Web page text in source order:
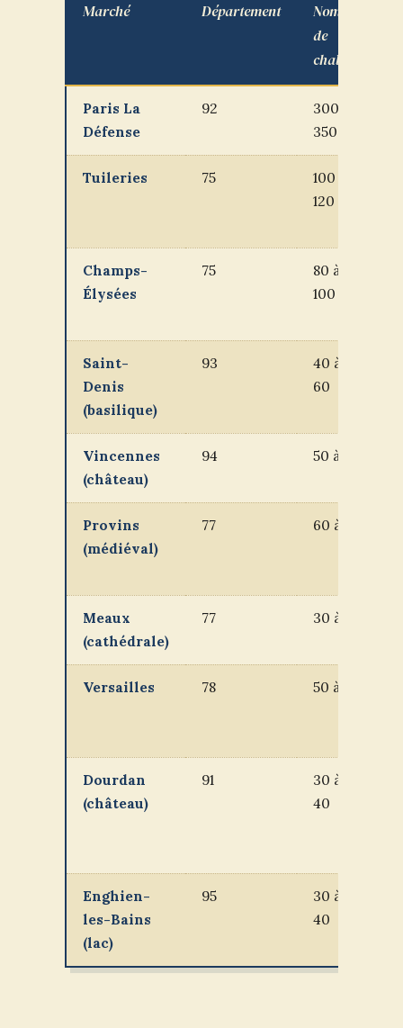
Marché Département
Nombre
de
chalets
Paris La
Défense
92
300 à
350
Tuileries 75
100 à
120
Champs-
Élysées
75
80 à
100
Saint-
Denis
(basilique)
93
40 à
60
Vincennes
(château)
94 50 à 60
Provins
(médiéval)
77 60 à 80
Meaux
(cathédrale)
77 30 à 50
Versailles 78 50 à 70
Dourdan
(château)
91
30 à
40
Enghien-
les-Bains
(lac)
95
30 à
40